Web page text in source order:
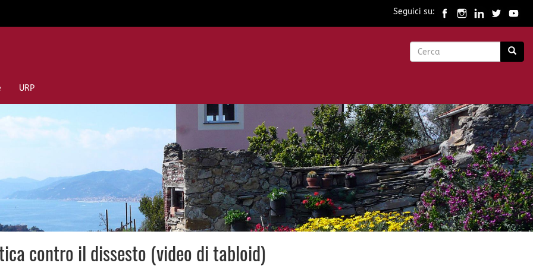
Seguici su:
Form
URP
contro il dissesto (video di tabloid)